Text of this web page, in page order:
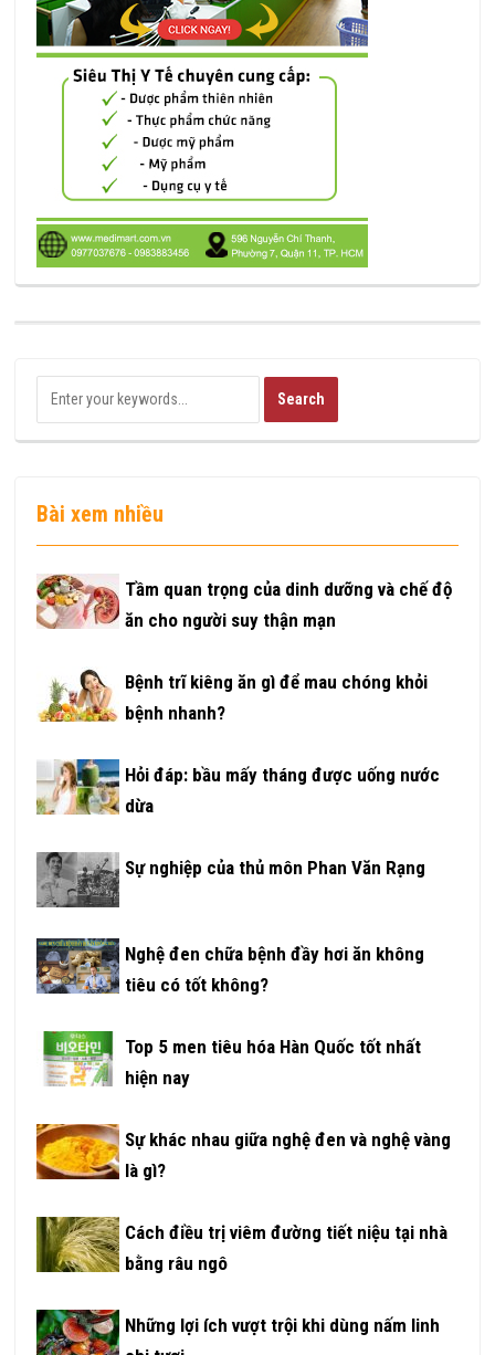
Bài xem nhiều
Tầm quan trọng của dinh dưỡng và chế độ
ăn cho người suy thận mạn
Bệnh trĩ kiêng ăn gì để mau chóng khỏi
bệnh nhanh?
Hỏi đáp: bầu mấy tháng được uống nước
dừa
Sự nghiệp của thủ môn Phan Văn Rạng
Nghệ đen chữa bệnh đầy hơi ăn không
tiêu có tốt không?
Top 5 men tiêu hóa Hàn Quốc tốt nhất
hiện nay
Sự khác nhau giữa nghệ đen và nghệ vàng
là gì?
Cách điều trị viêm đường tiết niệu tại nhà
bằng râu ngô
Những lợi ích vượt trội khi dùng nấm linh